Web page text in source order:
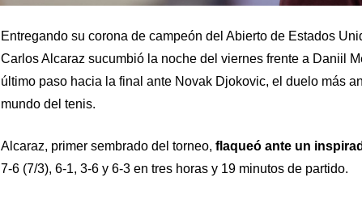
Entregando su corona de campeón del Abierto de Estados
Carlos Alcaraz sucumbió la noche del viernes frente a Daniil
último paso hacia la final ante Novak Djokovic, el duelo más
mundo del tenis.
Alcaraz, primer sembrado del torneo, flaqueó ante un
7-6 (7/3), 6-1, 3-6 y 6-3 en tres horas y 19 minutos de partido.